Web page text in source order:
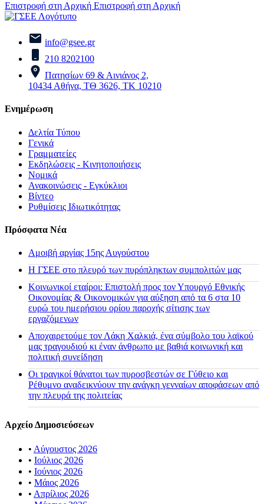
Επιστροφή στη Αρχική Επιστροφή στη Αρχική
info@gsee.gr
210 8202100
Πατησίων 69 & Αινιάνος 2,
10434 Αθήνα, ΤΘ 3626, ΤΚ 10210
Ενημέρωση
Δελτία Τύπου
Γενικά
Γραμματείες
Εκδηλώσεις - Κινητοποιήσεις
Νομικά
Ανακοινώσεις - Εγκύκλιοι
Βίντεο
Ρυθμίσεις Ιδιωτικότητας
Πρόσφατα Νέα
Αμοιβή αργίας 15ης Αυγούστου
H ΓΣΕΕ στο πλευρό των πυρόπληκτων συμπολιτών μας
Κοινωνικοί εταίροι: Επιστολή προς τον Υπουργό Εθνικής
Οικονομίας & Οικονομικών για αύξηση από τα 6 στα 10
ευρώ του ημερήσιου ορίου παροχής σίτισης των
εργαζόμενων
Αποχαιρετούμε τον Λάκη Χαλκιά, ένα σύμβολο του λαϊκού
μας τραγουδιού κι έναν άνθρωπο με βαθιά κοινωνική και
πολιτική συνείδηση
Οι τραγικοί θάνατοι των πυροσβεστών σε Γύθειο και
Ρέθυμνο αναδεικνύουν την ανάγκη γενναίων αποφάσεων από
την πλευρά της πολιτείας
Αρχείο Δημοσιεύσεων
• Αύγουστος 2026
• Ιούλιος 2026
• Ιούνιος 2026
• Μάιος 2026
• Απρίλιος 2026